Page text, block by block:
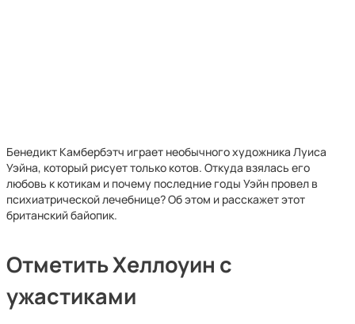
Бенедикт Камбербэтч играет необычного художника Луиса
Уэйна, который рисует только котов. Откуда взялась его
любовь к котикам и почему последние годы Уэйн провел в
психиатрической лечебнице? Об этом и расскажет этот
британский байопик.
Отметить Хеллоуин с
ужастиками